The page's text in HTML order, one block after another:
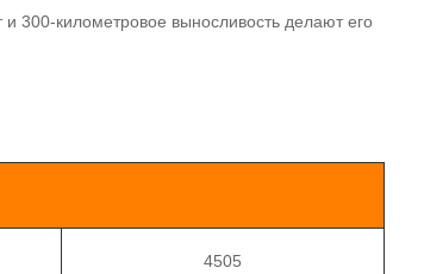
300-километровое выносливость делают его
4505